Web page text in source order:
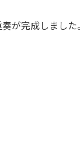
が完成しました。